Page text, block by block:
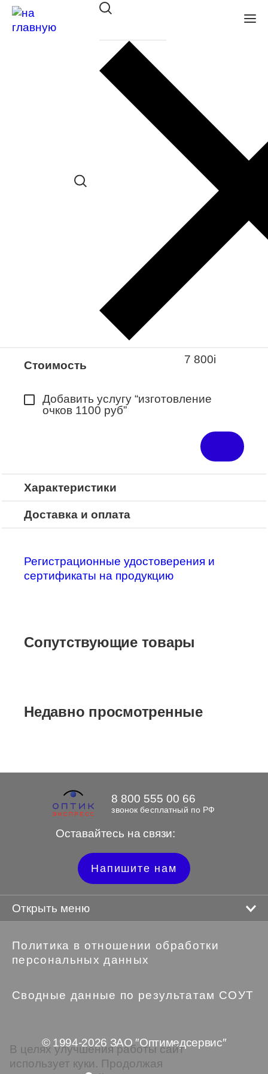
Оправа St. Louise SU 77011 C01
в наличии (Больше 5 шт.) *наличие
товара в конкретном салоне
необходимо уточнять отдельно
Закажите понравившуюся модель
в ближайший салон “Оптик-Экспресс”.
*Доступно для Республики
Стоимость 7 800i
Добавить услугу “изготовление
очков 1100 руб”
Сравнить товар
Характеристики
Доставка и оплата
Регистрационные удостоверения и
сертификаты на продукцию
Сопутствующие товары
Недавно просмотренные
Оставайтесь на связи:
8 800 555 00 66
звонок бесплатный по РФ
Напишите нам
Открыть меню
Политика в отношении обработки
персональных данных
Сводные данные по результатам СОУТ
© 1994-2026 ЗАО ″Оптимедсервис″
В целях улучшения работы сайт
использует куки. Продолжая